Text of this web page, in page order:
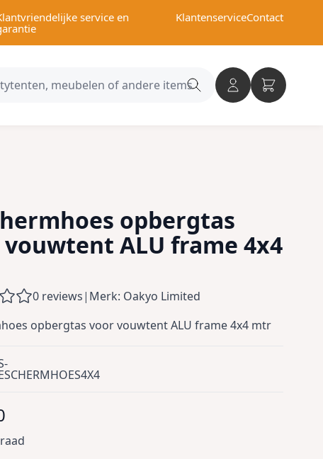
service en
KlantenserviceContact
category
Search
opbergtas
ALU frame 4x4
0 reviews| Merk: Oakyo Limited
opbergtas voor vouwtent ALU frame 4x4 mtr